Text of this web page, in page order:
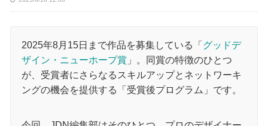
2025年8月15日まで作品を募集している「 グッドデ
ザイン・ニューホープ賞 」。同賞の特徴のひとつ
が、受賞者にさらなるスキルアップとネットワーキ
ングの機会を提供する「受賞後プログラム」です。